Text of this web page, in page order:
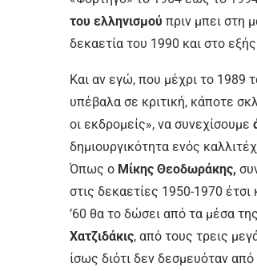
του ελληνισμού πριν μπει στη
δεκαετία του 1990 και στο
Και αν εγώ, που μέχρι το 1989
υπέβαλα σε κριτική, κάποτε
οι εκδρομείς», να συνεχίσουμε
δημιουργικότητα ενός
Όπως ο Μίκης Θεοδωράκης,
στις δεκαετίες 1950-1970
’60 θα το δώσει από τα μέσα
Χατζιδάκις, από τους τρεις
ίσως διότι δεν δεσμευόταν